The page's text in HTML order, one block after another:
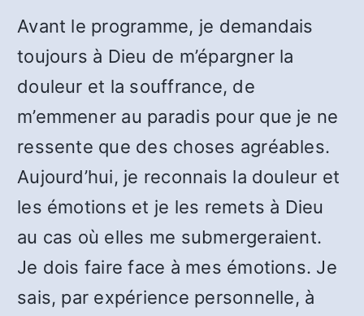
Avant le programme, je demandais
toujours à Dieu de m’épargner la
douleur et la souffrance, de
m’emmener au paradis pour que je ne
ressente que des choses agréables.
Aujourd’hui, je reconnais la douleur et
les émotions et je les remets à Dieu
au cas où elles me submergeraient.
Je dois faire face à mes émotions. Je
sais, par expérience personnelle, à